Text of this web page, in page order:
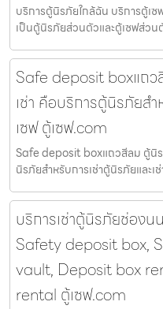
บริการตู้นิรภัยใกล้ฉัน บริการตู้เซ
เป็นตู้นิรภัยส่วนตัวและตู้เซฟส่วน
Safe deposit boxแถว
เช่า คือบริการตู้นิรภัยสำ
เซฟ ตู้เซฟ.com
Safe deposit boxแถวสีลม ตู้นิร
นิรภัยสำหรับการเช่าตู้นิรภัยและเ
บริการเช่าตู้นิรภัยช่อง
Safety deposit box,
vault, Deposit box
rental ตู้เซฟ.com